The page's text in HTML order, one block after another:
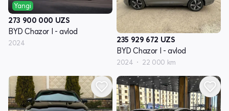
Yangi
273 900 000 UZS
BYD Chazor I - avlod
2024 235 929 672 UZS
BYD Chazor I - avlod
2024 22 000 km